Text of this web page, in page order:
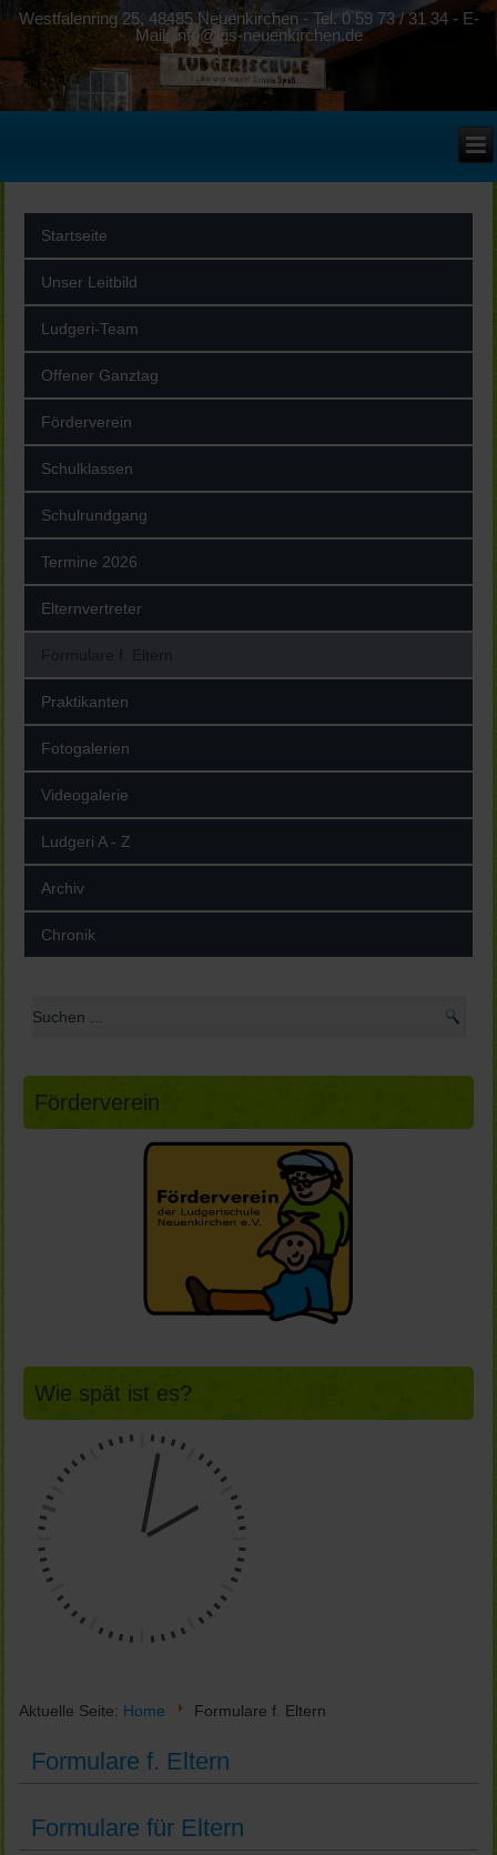
Westfalenring 25, 48485 Neuenkirchen - Tel. 0 59 73 / 31 34 - E-
Mail: info@lgs-neuenkirchen.de
Startseite
Unser Leitbild
Ludgeri-Team
Offener Ganztag
Förderverein
Schulklassen
Schulrundgang
Termine 2026
Elternvertreter
Praktikanten
Fotogalerien
Videogalerie
Ludgeri A - Z
Archiv
Chronik
Förderverein
Wie spät ist es?
Aktuelle Seite: Home Formulare f. Eltern
Formulare f. Eltern
Formulare für Eltern